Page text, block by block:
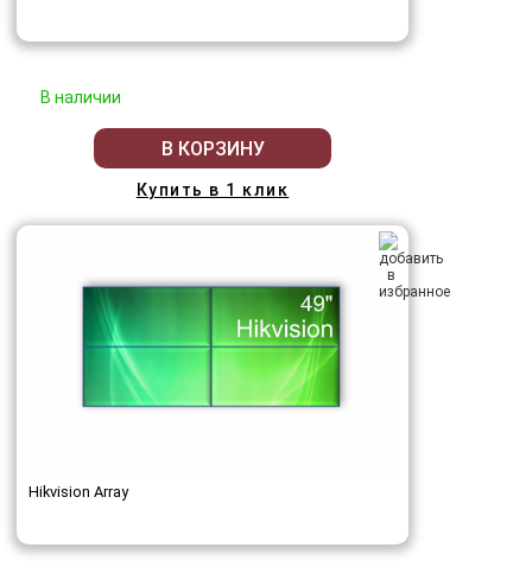
В наличии
В КОРЗИНУ
Купить в 1 клик
Hikvision Array